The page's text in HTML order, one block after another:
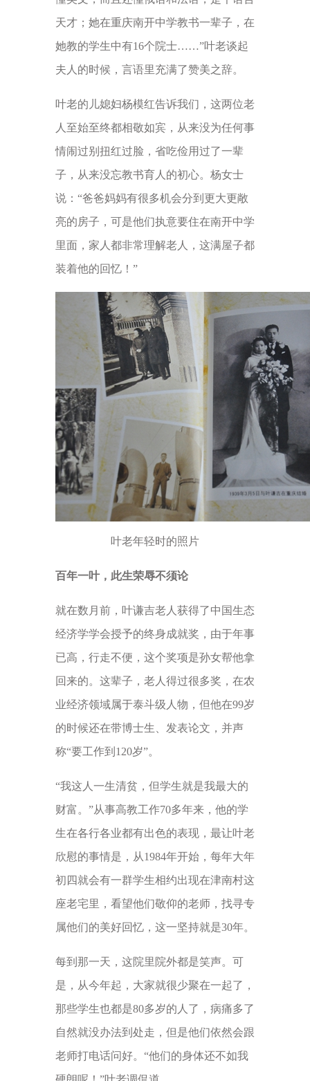
天才；她在重庆南开中学教书一辈子，在
她教的学生中有16个院士……”叶老谈起
夫人的时候，言语里充满了赞美之辞。
叶老的儿媳妇杨模红告诉我们，这两位老
人至始至终都相敬如宾，从来没为任何事
情闹过别扭红过脸，省吃俭用过了一辈
子，从来没忘教书育人的初心。杨女士
说：“爸爸妈妈有很多机会分到更大更敞
亮的房子，可是他们执意要住在南开中学
里面，家人都非常理解老人，这满屋子都
装着他的回忆！”
叶老年轻时的照片
百年一叶，此生荣辱不须论
就在数月前，叶谦吉老人获得了中国生态
经济学学会授予的终身成就奖，由于年事
已高，行走不便，这个奖项是孙女帮他拿
回来的。这辈子，老人得过很多奖，在农
业经济领域属于泰斗级人物，但他在99岁
的时候还在带博士生、发表论文，并声
称“要工作到120岁”。
“我这人一生清贫，但学生就是我最大的
财富。”从事高教工作70多年来，他的学
生在各行各业都有出色的表现，最让叶老
欣慰的事情是，从1984年开始，每年大年
初四就会有一群学生相约出现在津南村这
座老宅里，看望他们敬仰的老师，找寻专
属他们的美好回忆，这一坚持就是30年。
每到那一天，这院里院外都是笑声。可
是，从今年起，大家就很少聚在一起了，
那些学生也都是80多岁的人了，病痛多了
自然就没办法到处走，但是他们依然会跟
老师打电话问好。“他们的身体还不如我